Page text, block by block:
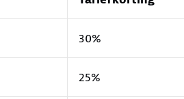
30%
25%